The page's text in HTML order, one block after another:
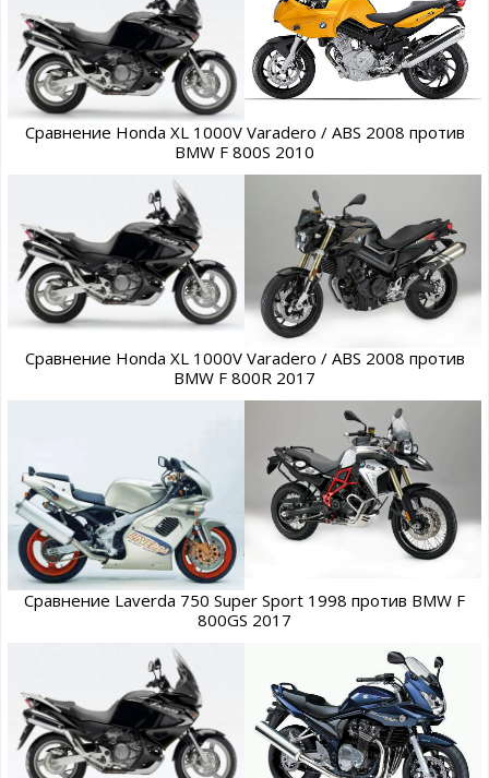
Сравнение Honda XL 1000V Varadero / ABS 2008 против
BMW F 800S 2010
Сравнение Honda XL 1000V Varadero / ABS 2008 против
BMW F 800R 2017
Сравнение Laverda 750 Super Sport 1998 против BMW F
800GS 2017